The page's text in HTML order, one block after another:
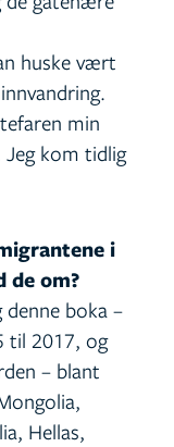
huske vært
min
Jeg kom tidlig
i
de om?
boka –
til 2017, og
– blant
Hellas,